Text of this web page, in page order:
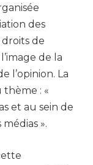
des
de
de la
l’opinion. La
: «
et au sein de
».